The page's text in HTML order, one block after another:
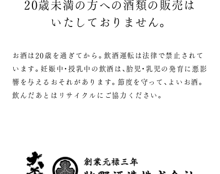
20歳未満の方への酒類の販売は
いたしておりません。
お酒は20歳を過ぎてから。飲酒運転は法律で禁止されて
います。 妊娠中・授乳中の飲酒は、胎児・乳児の発育に悪影
響を与えるおそれがあります。 節度を守って、よいお酒。
飲んだあとはリサイクルにご協力ください。